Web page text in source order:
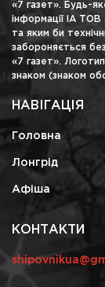
«7 газет». Будь-
інформації ІА
та яким би
забороняється
«7 газет».
знаком (знаком
НАВІГАЦІЯ
Головна
Лонгрід
Афіша
КОНТАКТИ